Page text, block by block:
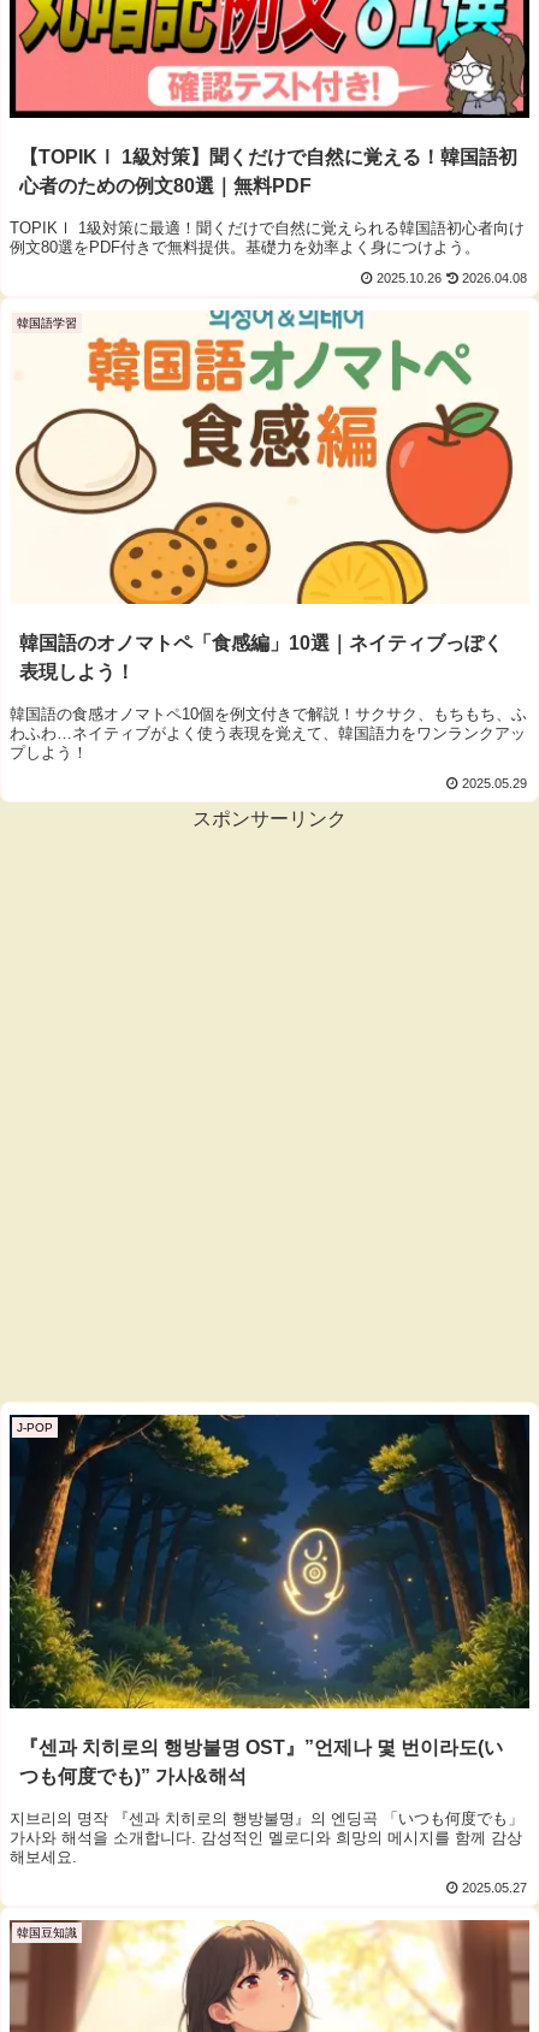
【TOPIKⅠ 1級対策】聞くだけで自然に覚える！韓国語初
心者のための例文80選｜無料PDF
TOPIKⅠ 1級対策に最適！聞くだけで自然に覚えられる韓国語初心者向け
例文80選をPDF付きで無料提供。基礎力を効率よく身につけよう。
2025.10.26 2026.04.08
韓国語学習
韓国語のオノマトペ「食感編」10選｜ネイティブっぽく
表現しよう！
韓国語の食感オノマトペ10個を例文付きで解説！サクサク、もちもち、ふ
わふわ…ネイティブがよく使う表現を覚えて、韓国語力をワンランクアッ
プしよう！
2025.05.29
スポンサーリンク
J-POP
『센과 치히로의 행방불명 OST』”언제나 몇 번이라도(い
つも何度でも)” 가사&해석
지브리의 명작 『센과 치히로의 행방불명』의 엔딩곡 「いつも何度でも」
가사와 해석을 소개합니다. 감성적인 멜로디와 희망의 메시지를 함께 감상
해보세요.
2025.05.27
韓国豆知識